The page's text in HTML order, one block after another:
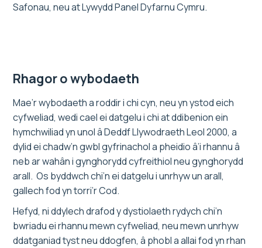
Safonau, neu at Lywydd Panel Dyfarnu Cymru.
Rhagor o wybodaeth
Mae’r wybodaeth a roddir i chi cyn, neu yn ystod eich
cyfweliad, wedi cael ei datgelu i chi at ddibenion ein
hymchwiliad yn unol â Deddf Llywodraeth Leol 2000, a
dylid ei chadw’n gwbl gyfrinachol a pheidio â’i rhannu â
neb ar wahân i gynghorydd cyfreithiol neu gynghorydd
arall. Os byddwch chi’n ei datgelu i unrhyw un arall,
gallech fod yn torri’r Cod.
Hefyd, ni ddylech drafod y dystiolaeth rydych chi’n
bwriadu ei rhannu mewn cyfweliad, neu mewn unrhyw
ddatganiad tyst neu ddogfen, â phobl a allai fod yn rhan